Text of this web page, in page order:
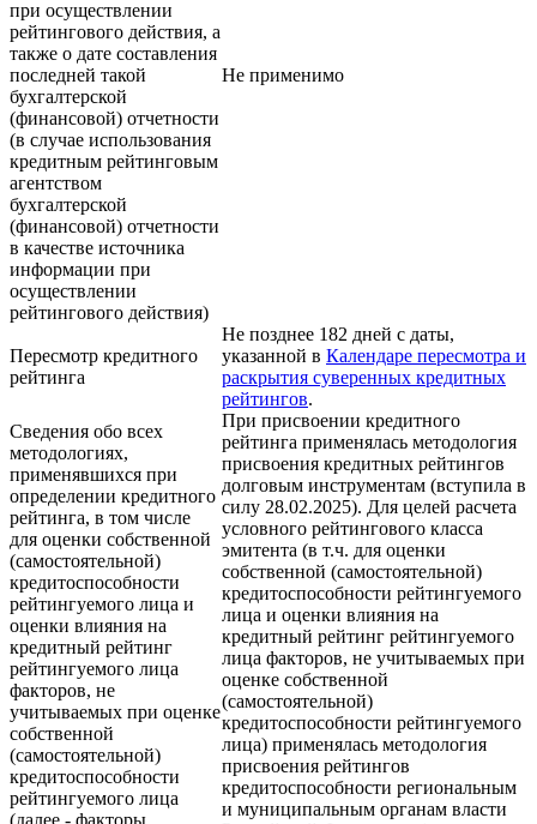
при осуществлении
рейтингового действия, а
также о дате составления
последней такой
бухгалтерской
(финансовой) отчетности
(в случае использования
кредитным рейтинговым
агентством
бухгалтерской
(финансовой) отчетности
в качестве источника
информации при
осуществлении
рейтингового действия)
Не применимо
Пересмотр кредитного
рейтинга
Не позднее 182 дней с даты,
указанной в Календаре пересмотра и
раскрытия суверенных кредитных
рейтингов.
Сведения обо всех
методологиях,
применявшихся при
определении кредитного
рейтинга, в том числе
для оценки собственной
(самостоятельной)
кредитоспособности
рейтингуемого лица и
оценки влияния на
кредитный рейтинг
рейтингуемого лица
факторов, не
учитываемых при оценке
собственной
(самостоятельной)
кредитоспособности
рейтингуемого лица
(далее - факторы
При присвоении кредитного
рейтинга применялась методология
присвоения кредитных рейтингов
долговым инструментам (вступила в
силу 28.02.2025). Для целей расчета
условного рейтингового класса
эмитента (в т.ч. для оценки
собственной (самостоятельной)
кредитоспособности рейтингуемого
лица и оценки влияния на
кредитный рейтинг рейтингуемого
лица факторов, не учитываемых при
оценке собственной
(самостоятельной)
кредитоспособности рейтингуемого
лица) применялась методология
присвоения рейтингов
кредитоспособности региональным
и муниципальным органам власти